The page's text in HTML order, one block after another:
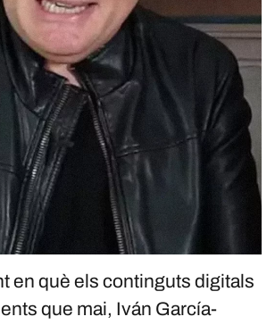
en què els continguts digitals
que mai, Iván García-